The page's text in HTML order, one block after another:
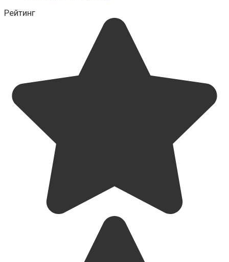
Рейтинг